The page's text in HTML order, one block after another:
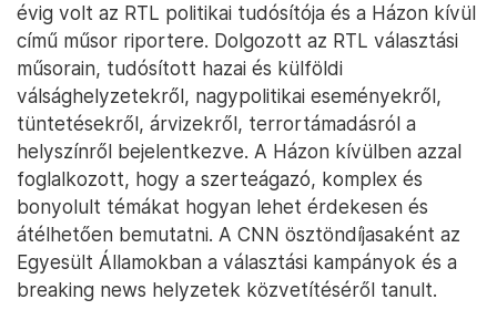
évig volt az RTL politikai tudósítója és a Házon kívül
című műsor riportere. Dolgozott az RTL választási
műsorain, tudósított hazai és külföldi
válsághelyzetekről, nagypolitikai eseményekről,
tüntetésekről, árvizekről, terrortámadásról a
helyszínről bejelentkezve. A Házon kívülben azzal
foglalkozott, hogy a szerteágazó, komplex és
bonyolult témákat hogyan lehet érdekesen és
átélhetően bemutatni. A CNN ösztöndíjasaként az
Egyesült Államokban a választási kampányok és a
breaking news helyzetek közvetítéséről tanult.